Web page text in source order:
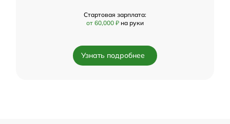
Стартовая зарплата:
от 60,000 ₽ на руки
Узнать подробнее